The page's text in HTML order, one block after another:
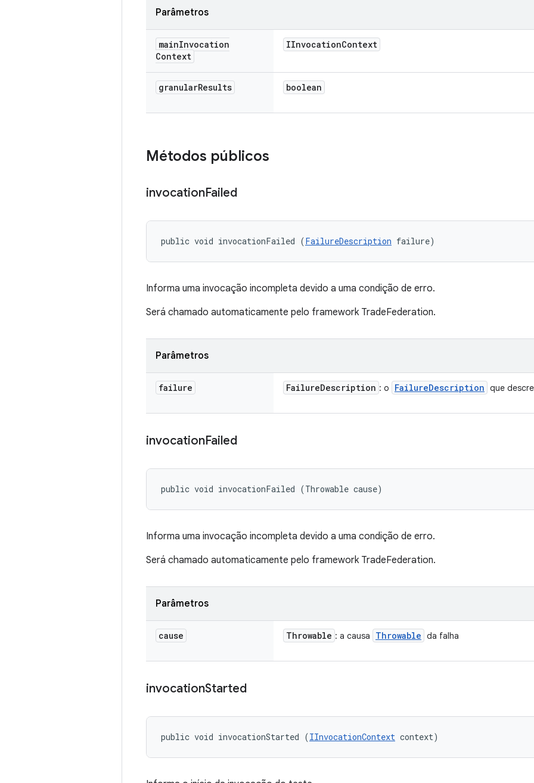
Parâmetros
mainInvocation
Context
IInvocationContext
granularResults boolean
Métodos públicos
invocationFailed
public void invocationFailed (FailureDescription failure)
Informa uma invocação incompleta devido a uma condição de erro.
Será chamado automaticamente pelo framework TradeFederation.
Parâmetros
failure FailureDescription : o FailureDescription que
invocationFailed
public void invocationFailed (Throwable cause)
Informa uma invocação incompleta devido a uma condição de erro.
Será chamado automaticamente pelo framework TradeFederation.
Parâmetros
cause Throwable : a causa Throwable da falha
invocationStarted
public void invocationStarted (IInvocationContext context)